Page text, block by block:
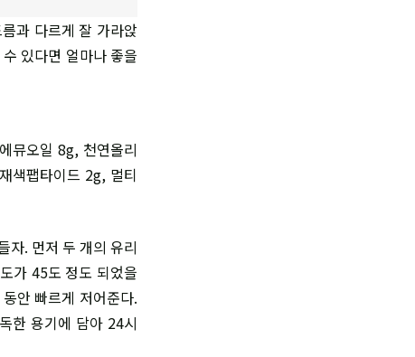
과 다르게 잘 가라앉
있다면 얼마나 좋을
뮤오일 8g, 천연올리
색팹타이드 2g, 멀티
자. 먼저 두 개의 유리
가 45도 정도 되었을
안 빠르게 저어준다.
한 용기에 담아 24시